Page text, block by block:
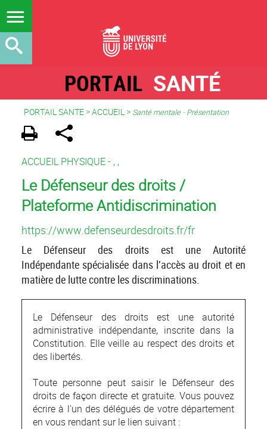
PORTAIL SANTÉ
PORTAIL SANTE>ACCUEIL> Santé mentale - Présentation
ACCUEIL PHYSIQUE - , ,
Le Défenseur des droits /
Plateforme Antidiscrimination
https://www.defenseurdesdroits.fr/fr
Le Défenseur des droits est une Autorité
Indépendante spécialisée dans l’accès au droit et en
matière de lutte contre les discriminations.
Le Défenseur des droits est une autorité
administrative indépendante, inscrite dans la
Constitution. Elle veille au respect des droits et
des libertés.
Toute personne peut saisir le Défenseur des
droits de façon directe et gratuite. Vous pouvez
écrire à l'un des délégués de votre département
en vous rendant sur le lien suivant :